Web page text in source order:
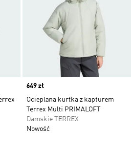
Price
649 zł
Ocieplana kurtka z kapturem
Terrex Multi PRIMALOFT
Damskie TERREX
Nowość